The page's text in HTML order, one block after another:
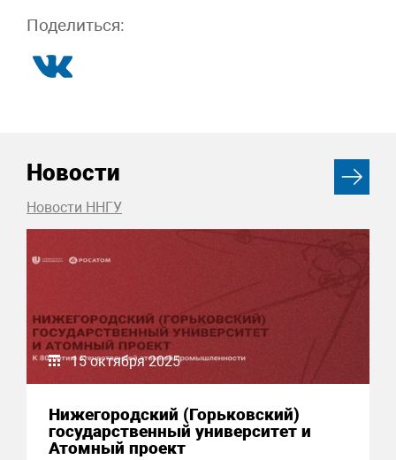
Поделиться:
Новости
Новости ННГУ
15 октября 2025
Нижегородский (Горьковский)
государственный университет и
Атомный проект